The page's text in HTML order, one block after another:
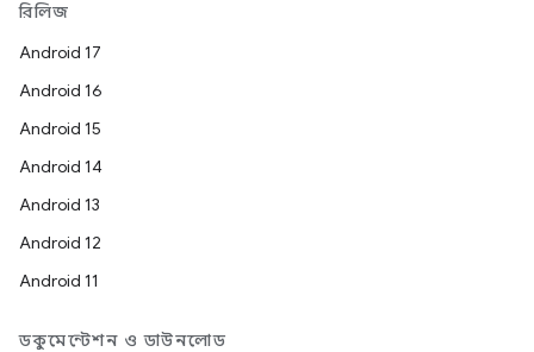
রিলিজ
Android 17
Android 16
Android 15
Android 14
Android 13
Android 12
Android 11
ডকুমেন্টেশন ও ডাউনলোড